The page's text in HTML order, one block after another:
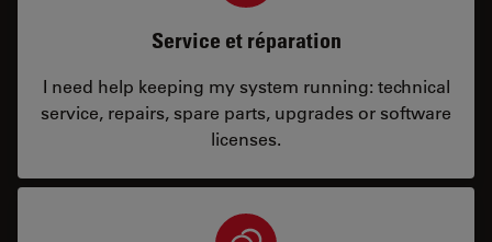
Service et réparation
I need help keeping my system running: technical
service, repairs, spare parts, upgrades or software
licenses.